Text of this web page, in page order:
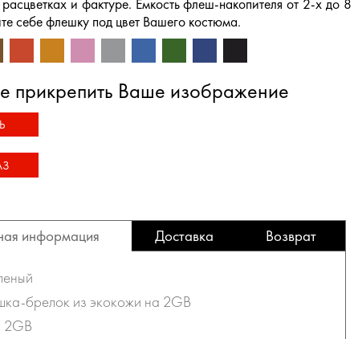
и фактуре. Емкость флеш-накопителя от 2-х до 8
себе флешку под цвет Вашего костюма.
прикрепить Ваше изображение
информация Доставка Возврат
брелок из экокожи на 2GB